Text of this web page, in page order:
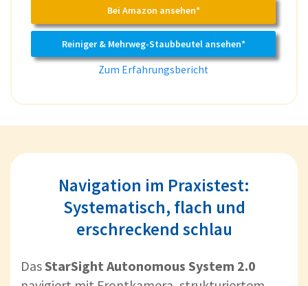
Bei Amazon ansehen*
Reiniger & Mehrweg-Staubbeutel ansehen*
Zum Erfahrungsbericht
Navigation im Praxistest:
Systematisch, flach und
erschreckend schlau
DasStarSight Autonomous System 2.0